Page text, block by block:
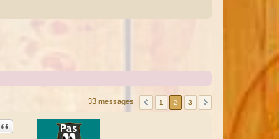
33 messages 1 2 3
Citation